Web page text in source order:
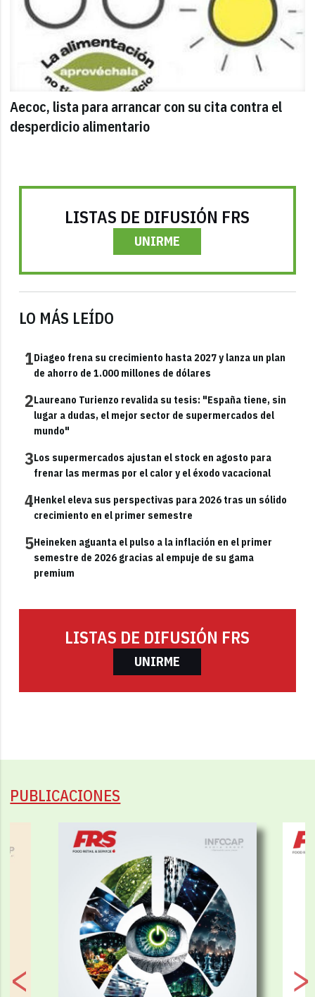
Aecoc, lista para arrancar con su cita contra el
desperdicio alimentario
LISTAS DE DIFUSIÓN FRS
UNIRME
LO MÁS LEÍDO
1Diageo frena su crecimiento hasta 2027 y lanza un plan
de ahorro de 1.000 millones de dólares
2Laureano Turienzo revalida su tesis: "España tiene, sin
lugar a dudas, el mejor sector de supermercados del
mundo"
3Los supermercados ajustan el stock en agosto para
frenar las mermas por el calor y el éxodo vacacional
4Henkel eleva sus perspectivas para 2026 tras un sólido
crecimiento en el primer semestre
5Heineken aguanta el pulso a la inflación en el primer
semestre de 2026 gracias al empuje de su gama
premium
LISTAS DE DIFUSIÓN FRS
UNIRME
PUBLICACIONES